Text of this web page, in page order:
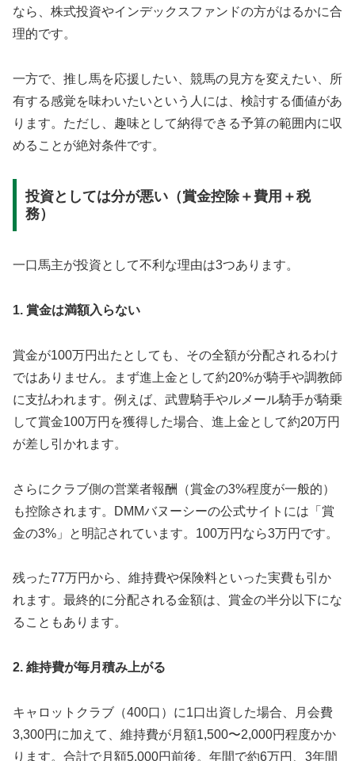
なら、株式投資やインデックスファンドの方がはるかに合
理的です。
一方で、推し馬を応援したい、競馬の見方を変えたい、所
有する感覚を味わいたいという人には、検討する価値があ
ります。ただし、趣味として納得できる予算の範囲内に収
めることが絶対条件です。
投資としては分が悪い（賞金控除＋費用＋税
務）
一口馬主が投資として不利な理由は3つあります。
1. 賞金は満額入らない
賞金が100万円出たとしても、その全額が分配されるわけ
ではありません。まず進上金として約20%が騎手や調教師
に支払われます。例えば、武豊騎手やルメール騎手が騎乗
して賞金100万円を獲得した場合、進上金として約20万円
が差し引かれます。
さらにクラブ側の営業者報酬（賞金の3%程度が一般的）
も控除されます。DMMバヌーシーの公式サイトには「賞
金の3%」と明記されています。100万円なら3万円です。
残った77万円から、維持費や保険料といった実費も引か
れます。最終的に分配される金額は、賞金の半分以下にな
ることもあります。
2. 維持費が毎月積み上がる
キャロットクラブ（400口）に1口出資した場合、月会費
3,300円に加えて、維持費が月額1,500〜2,000円程度かか
ります。合計で月額5,000円前後。年間で約6万円、3年間